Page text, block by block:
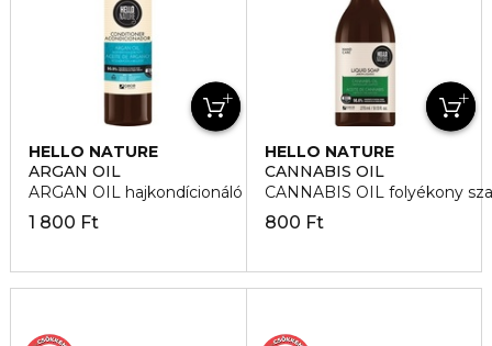
HELLO NATURE
ARGAN OIL
ARGAN OIL hajkondícionáló
1 800 Ft
HELLO NATURE
CANNABIS OIL
CANNABIS OIL folyékony
800 Ft